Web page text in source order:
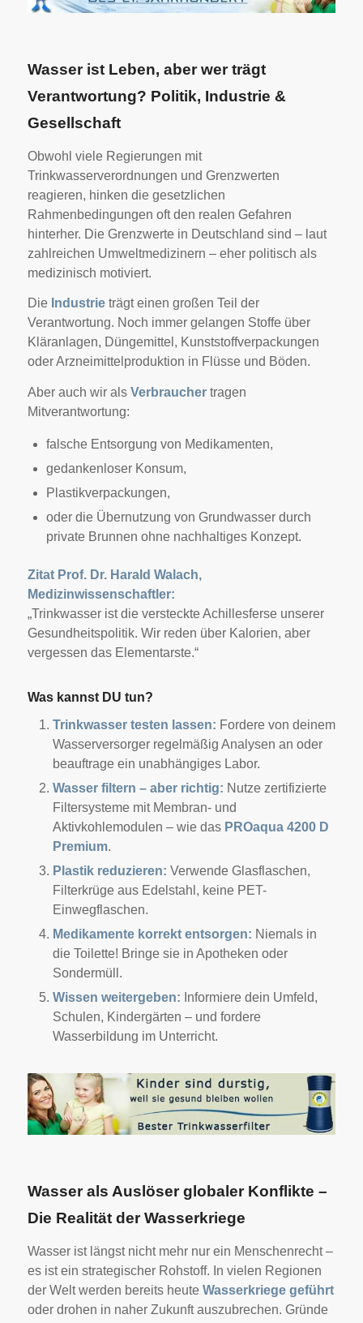
Wasser ist Leben, aber wer trägt
Verantwortung? Politik, Industrie &
Gesellschaft
Obwohl viele Regierungen mit
Trinkwasserverordnungen und Grenzwerten
reagieren, hinken die gesetzlichen
Rahmenbedingungen oft den realen Gefahren
hinterher. Die Grenzwerte in Deutschland sind – laut
zahlreichen Umweltmedizinern – eher politisch als
medizinisch motiviert.
Die Industrieträgt einen großen Teil der
Verantwortung. Noch immer gelangen Stoffe über
Kläranlagen, Düngemittel, Kunststoffverpackungen
oder Arzneimittelproduktion in Flüsse und Böden.
Aber auch wir als Verbrauchertragen
Mitverantwortung:
falsche Entsorgung von Medikamenten,
gedankenloser Konsum,
Plastikverpackungen,
oder die Übernutzung von Grundwasser durch
private Brunnen ohne nachhaltiges Konzept.
Zitat Prof. Dr. Harald Walach,
Medizinwissenschaftler:
„Trinkwasser ist die versteckte Achillesferse unserer
Gesundheitspolitik. Wir reden über Kalorien, aber
vergessen das Elementarste.“
Was kannst DU tun?
Trinkwasser testen lassen: Fordere von deinem
Wasserversorger regelmäßig Analysen an oder
beauftrage ein unabhängiges Labor.
Wasser filtern – aber richtig: Nutze zertifizierte
Filtersysteme mit Membran- und
Aktivkohlemodulen – wie das PROaqua 4200 D
Premium.
Plastik reduzieren: Verwende Glasflaschen,
Filterkrüge aus Edelstahl, keine PET-
Einwegflaschen.
Medikamente korrekt entsorgen: Niemals in
die Toilette! Bringe sie in Apotheken oder
Sondermüll.
Wissen weitergeben: Informiere dein Umfeld,
Schulen, Kindergärten – und fordere
Wasserbildung im Unterricht.
Wasser als Auslöser globaler Konflikte –
Die Realität der Wasserkriege
Wasser ist längst nicht mehr nur ein Menschenrecht –
es ist ein strategischer Rohstoff. In vielen Regionen
der Welt werden bereits heute Wasserkriege geführt
oder drohen in naher Zukunft auszubrechen. Gründe